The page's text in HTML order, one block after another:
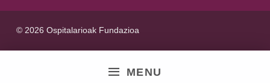
MENU
© 2026 Ospitalarioak Fundazioa